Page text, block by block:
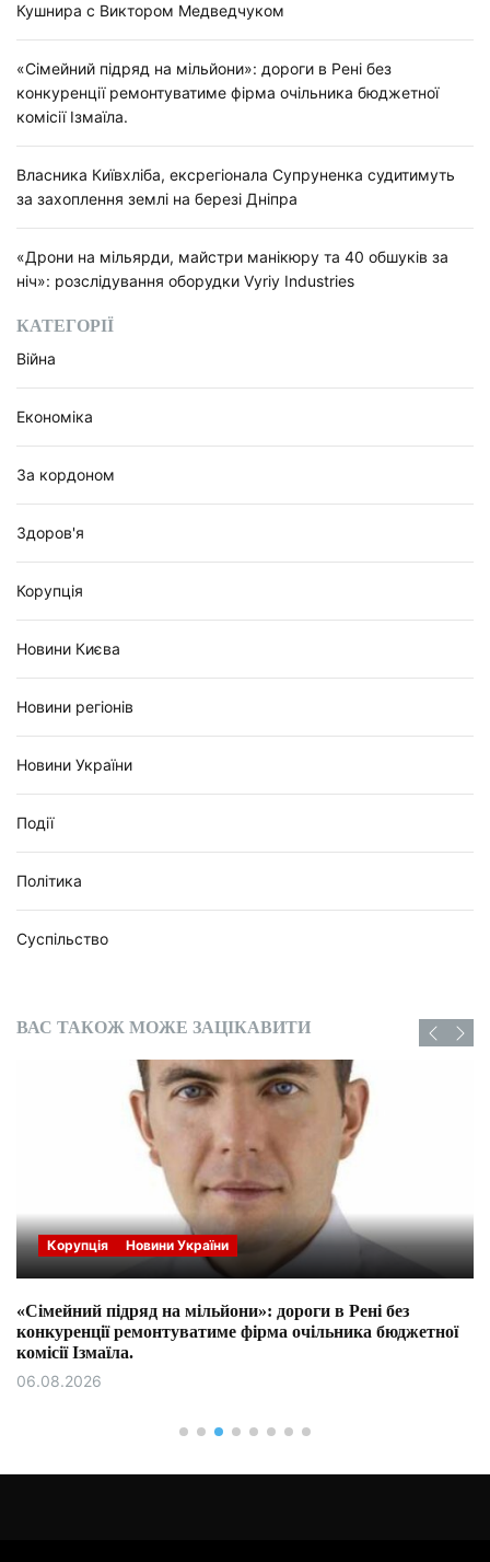
Кушнира с Виктором Медведчуком
«Сімейний підряд на мільйони»: дороги в Рені без
конкуренції ремонтуватиме фірма очільника бюджетної
комісії Ізмаїла.
Власника Київхліба, ексрегіонала Супруненка судитимуть
за захоплення землі на березі Дніпра
«Дрони на мільярди, майстри манікюру та 40 обшуків за
ніч»: розслідування оборудки Vyriy Industries
КАТЕГОРІЇ
Війна
Економіка
За кордоном
Здоров'я
Корупція
Новини Києва
Новини регіонів
Новини України
Події
Політика
Суспільство
ВАС ТАКОЖ МОЖЕ ЗАЦІКАВИТИ
Корупція Новини України
«Сімейний підряд на мільйони»: дороги в Рені без
конкуренції ремонтуватиме фірма очільника бюджетної
комісії Ізмаїла.
06.08.2026